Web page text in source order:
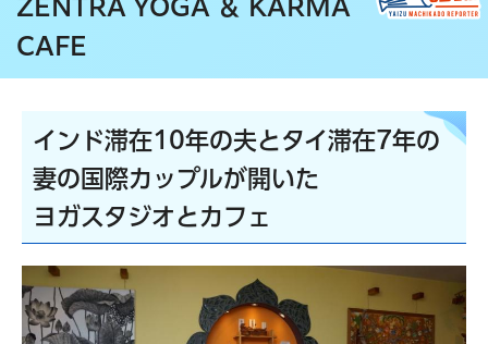
ZENTRA YOGA ＆ KARMA
CAFE
インド滞在10年の夫とタイ滞在7年の
妻の国際カップルが開いた
ヨガスタジオとカフェ